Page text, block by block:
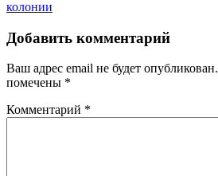
записям
колонии
Добавить комментарий
Ваш адрес email не будет опубликован.
помечены *
Комментарий *